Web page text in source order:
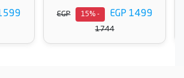
EGP 1499
EGP
1744
1599